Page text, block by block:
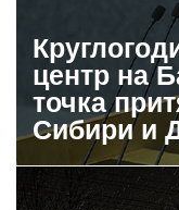
центр на
точка
Сибири и